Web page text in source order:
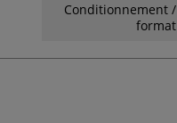
Conditionnement /
format